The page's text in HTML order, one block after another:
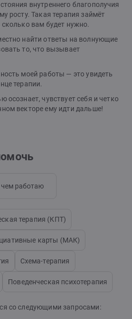
внутреннего благополучия
росту. Такая терапия займёт
вам будет нужно.
найти ответы на волнующие
то, что вызывает
моей работы — это увидеть
терапии.
осознает, чувствует себя и четко
векторе ему идти дальше!
чем работаю
терапия (КПТ)
карты (МАК)
Схема-терапия
Поведенческая психотерапия
со следующими запросами: